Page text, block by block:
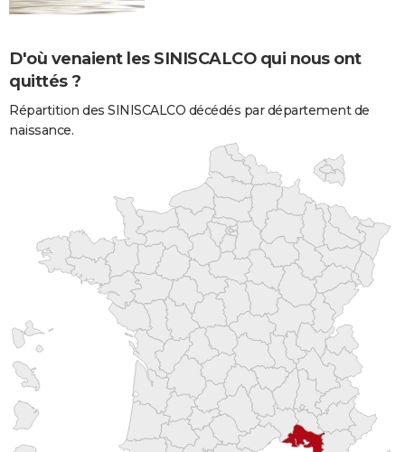
D'où venaient les SINISCALCO qui nous ont
quittés ?
Répartition des SINISCALCO décédés par département de
naissance.